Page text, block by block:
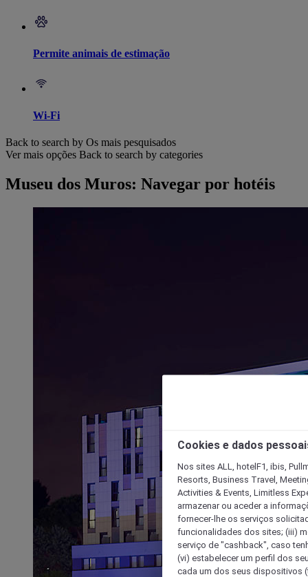
Permite animais de estimação
Wi-Fi
Back to search by Os mais pesquisados
Ver mais opções Back to search by categories
Museu dos Muros: Navegar por hotéis
Cookies e dados
Nos sites ALL, hotelF1, ibis,
Resorts, Business Travel,
Activities & Events, Limitless
armazenar ou aceder a
fornecer-lhe os serviços
funcionalidades dos sites; (iii)
serviço de "cashback", caso
(vi) estabelecer um perfil dos
cada um dos seus dispositivos